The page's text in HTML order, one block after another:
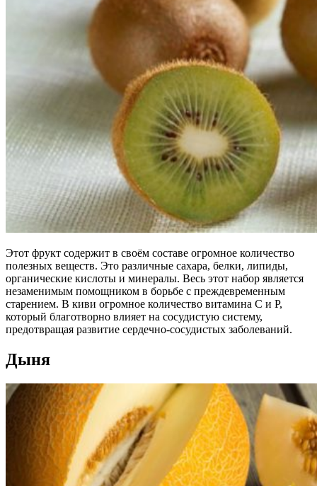
Этот фрукт содержит в своём составе огромное количество
полезных веществ. Это различные сахара, белки, липиды,
органические кислоты и минералы. Весь этот набор является
незаменимым помощником в борьбе с преждевременным
старением. В киви огромное количество витамина C и Р,
который благотворно влияет на сосудистую систему,
предотвращая развитие сердечно-сосудистых заболеваний.
Дыня